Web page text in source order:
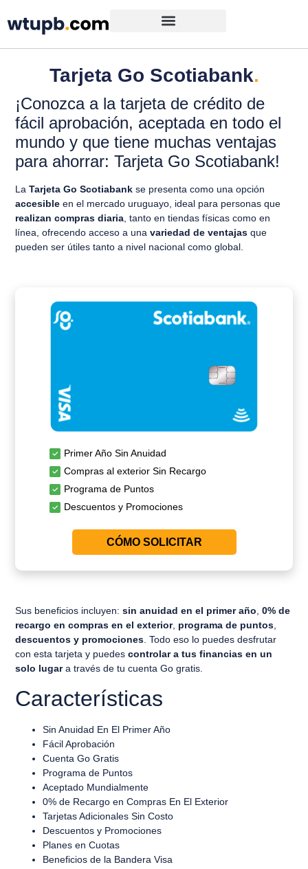
Tarjeta Go Scotiabank.
¡Conozca a la tarjeta de crédito de
fácil aprobación, aceptada en todo el
mundo y que tiene muchas ventajas
para ahorrar: Tarjeta Go Scotiabank!
LaTarjeta Go Scotiabank se presenta como una opción
accesible en el mercado uruguayo, ideal para personas que
realizan compras diaria, tanto en tiendas físicas como en
línea, ofrecendo acceso a unavariedad de ventajas que
pueden ser útiles tanto a nivel nacional como global.
Primer Año Sin Anuidad
Compras al exterior Sin Recargo
Programa de Puntos
Descuentos y Promociones
CÓMO SOLICITAR
Sus beneficios incluyen:sin anuidad en el primer año ,0% de
recargo en compras en el exterior, programa de puntos
descuentos y promociones . Todo eso lo puedes desfrutar
con esta tarjeta y puedescontrolar a tus financias en un
solo lugara través de tu cuenta Go gratis.
Características
Sin Anuidad En El Primer Año
Fácil Aprobación
Cuenta Go Gratis
Programa de Puntos
Aceptado Mundialmente
0% de Recargo en Compras En El Exterior
Tarjetas Adicionales Sin Costo
Descuentos y Promociones
Planes en Cuotas
Beneficios de la Bandera Visa